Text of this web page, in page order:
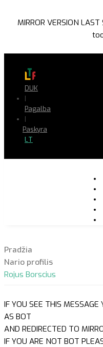
MIRROR VERSION
DUK
|
Pagalba
|
Paskyra
LT
Pradžia
Nario profilis
Rojus Borscius
IF YOU SEE THIS MESSAGE
AS BOT
AND REDIRECTED TO
IF YOU ARE NOT BOT